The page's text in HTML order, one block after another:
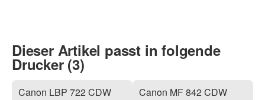
Dieser Artikel passt in folgende
Drucker (3)
Canon LBP 722 CDW Canon MF 842 CDW